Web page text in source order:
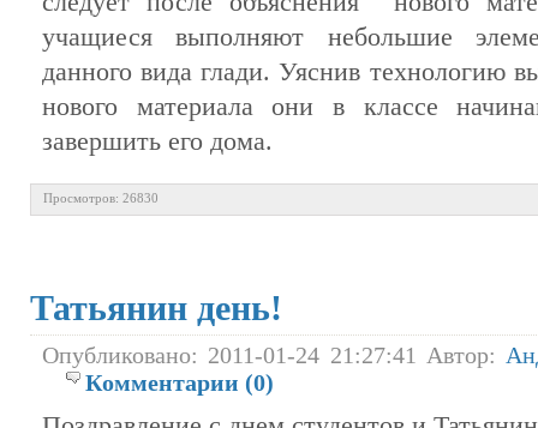
учащиеся выполняют небольшие
данного вида глади. Уяснив технологию
нового материала они в классе
завершить его дома.
Просмотров: 26830
Татьянин день!
Опубликовано: 2011-01-24 21:27:41 Автор:
Комментарии (0)